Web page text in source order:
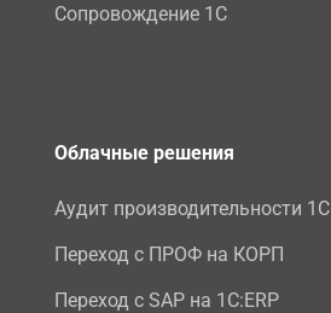
Сопровождение 1С
Облачные решения
Аудит производительности 1С
Переход с ПРОФ на КОРП
Переход с SAP на 1С:ERP